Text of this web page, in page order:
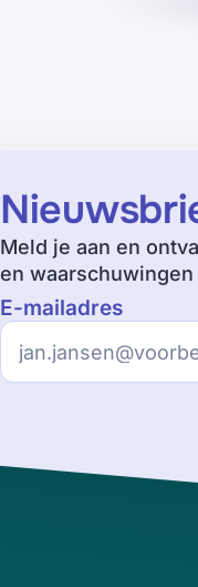
Meld je aan en
en
E-mailadres